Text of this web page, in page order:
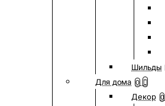
Шильды
Для дома 0
Декор 0